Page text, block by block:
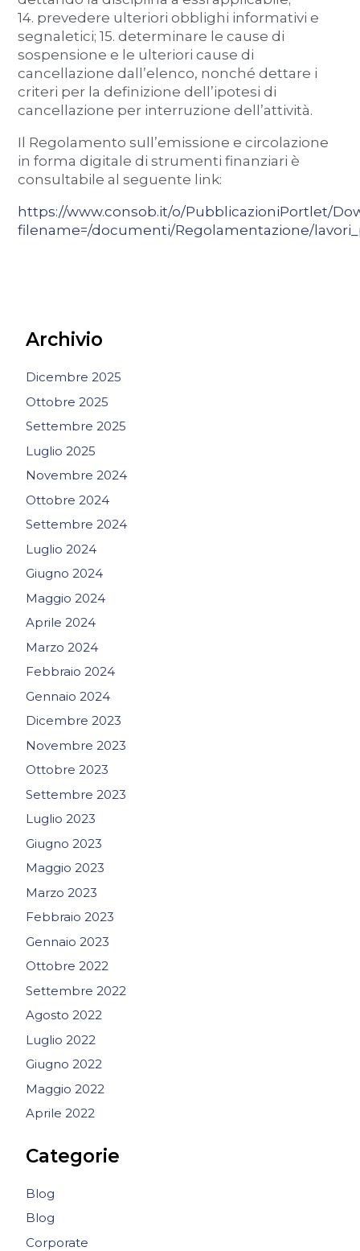
14. prevedere ulteriori obblighi informativi e
segnaletici; 15. determinare le cause di
sospensione e le ulteriori cause di
cancellazione dall’elenco, nonché dettare i
criteri per la definizione dell’ipotesi di
cancellazione per interruzione dell’attività.
Il Regolamento sull’emissione e circolazione
in forma digitale di strumenti finanziari è
consultabile al seguente link:
https://www.consob.it/o/PubblicazioniPortlet/
filename=/documenti/Regolamentazione/
Archivio
Dicembre 2025
Ottobre 2025
Settembre 2025
Luglio 2025
Novembre 2024
Ottobre 2024
Settembre 2024
Luglio 2024
Giugno 2024
Maggio 2024
Aprile 2024
Marzo 2024
Febbraio 2024
Gennaio 2024
Dicembre 2023
Novembre 2023
Ottobre 2023
Settembre 2023
Luglio 2023
Giugno 2023
Maggio 2023
Marzo 2023
Febbraio 2023
Gennaio 2023
Ottobre 2022
Settembre 2022
Agosto 2022
Luglio 2022
Giugno 2022
Maggio 2022
Aprile 2022
Categorie
Blog
Blog
Corporate